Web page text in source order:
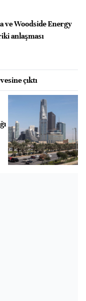
ve Woodside Energy
anlaşması
çıktı